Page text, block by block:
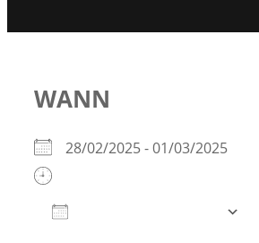
WANN
28/02/2025 - 01/03/2025